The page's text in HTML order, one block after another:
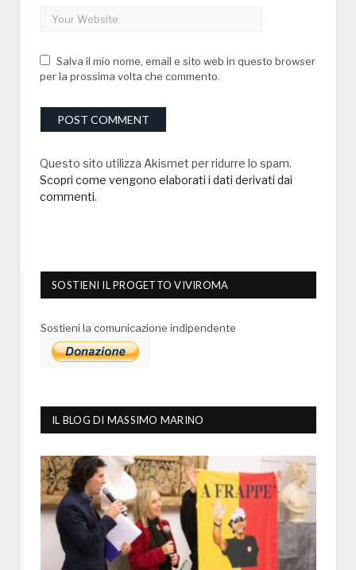
Salva il mio nome, email e sito web in questo browser
per la prossima volta che commento.
Questo sito utilizza Akismet per ridurre lo spam.
Scopri come vengono elaborati i dati derivati dai
commenti.
SOSTIENI IL PROGETTO VIVIROMA
Sostieni la comunicazione indipendente
IL BLOG DI MASSIMO MARINO